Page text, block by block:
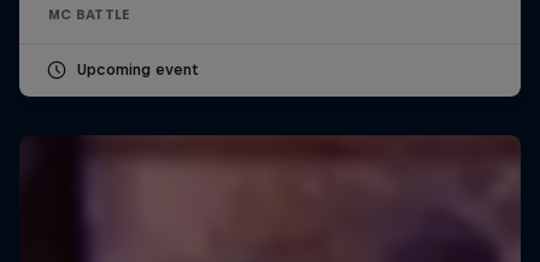
MC BATTLE
Upcoming event